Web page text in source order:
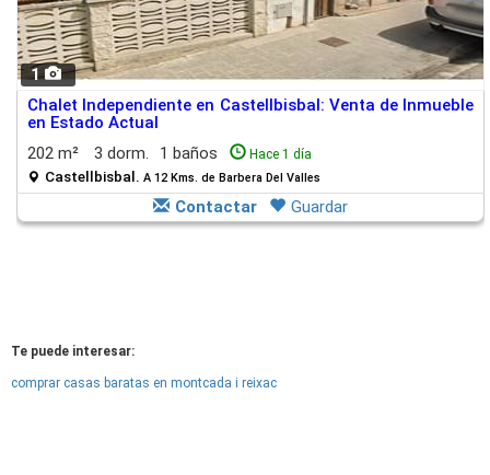
1
Chalet Independiente en Castellbisbal: Venta de Inmueble
en Estado Actual
202 m²
3 dorm. 1 baños Hace 1 día
Castellbisbal. A 12 Kms. de Barbera Del Valles
Contactar Guardar
Te puede interesar:
comprar casas baratas en montcada i reixac